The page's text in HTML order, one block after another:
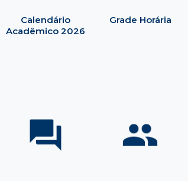
Calendário
Acadêmico 2026
Grade Horária